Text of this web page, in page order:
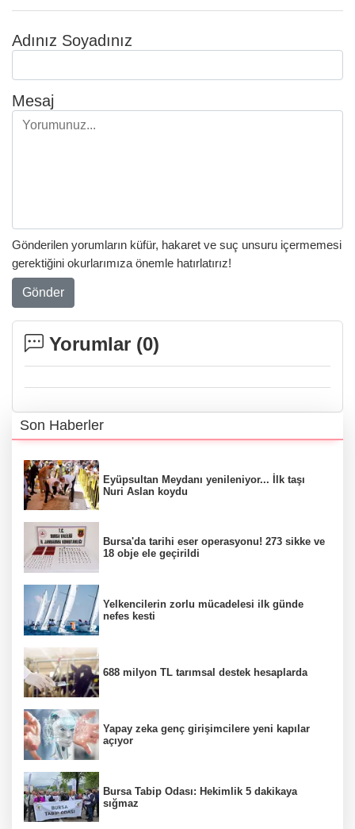
Adınız Soyadınız
Mesaj
Gönderilen yorumların küfür, hakaret ve suç unsuru içermemesi
gerektiğini okurlarımıza önemle hatırlatırız!
Gönder
Yorumlar (0)
Son Haberler
Eyüpsultan Meydanı yenileniyor... İlk taşı
Nuri Aslan koydu
Bursa'da tarihi eser operasyonu! 273 sikke ve
18 obje ele geçirildi
Yelkencilerin zorlu mücadelesi ilk günde
nefes kesti
688 milyon TL tarımsal destek hesaplarda
Yapay zeka genç girişimcilere yeni kapılar
açıyor
Bursa Tabip Odası: Hekimlik 5 dakikaya
sığmaz